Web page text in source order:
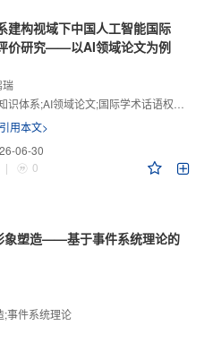
建构视域下中国人工智能国际
价研究——以AI领域论文为例
瑞
;AI领域论文;国际学术话语权评价;学术影响力;学术感知力;学术传播力;学术引领力
用本文>
06-30
| 0
象塑造——基于事件系统理论的
;事件系统理论